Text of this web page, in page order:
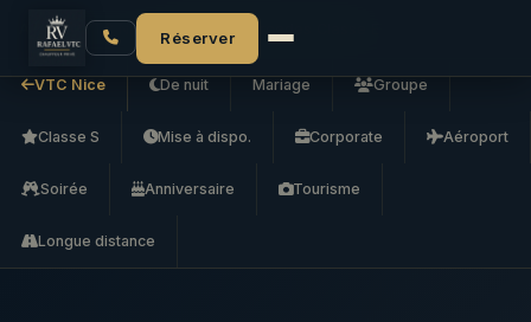
Réserver
Accueil VTC Nice Chauffeur Mercedes Classe E
VTC Nice De nuit Mariage Groupe
Classe S Mise à dispo. Corporate Aéroport
Soirée Anniversaire Tourisme
Longue distance